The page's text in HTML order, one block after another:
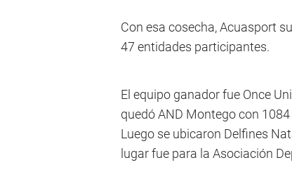
Con esa cosecha, Acuasport
47 entidades participantes.
El equipo ganador fue Once
quedó AND Montego con
Luego se ubicaron Delfines
lugar fue para la Asociación